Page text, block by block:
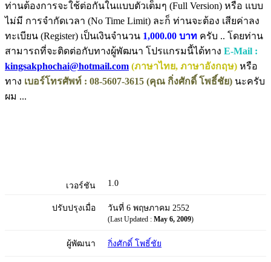
ท่านต้องการจะใช้ต่อกันในแบบตัวเต็มๆ (Full Version) หรือ แบบ
ไม่มี การจำกัดเวลา (No Time Limit) ละก็ ท่านจะต้อง เสียค่าลง
ทะเบียน (Register) เป็นเงินจำนวน 1,000.00 บาท ครับ .. โดยท่าน
สามารถที่จะติดต่อกับทางผู้พัฒนา โปรแกรมนี้ได้ทาง E-Mail :
kingsakphochai@hotmail.com (ภาษาไทย, ภาษาอังกฤษ) หรือ
ทาง เบอร์โทรศัพท์ : 08-5607-3615 (คุณ กิ่งศักดิ์ โพธิ์ชัย) นะครับ
ผม ...
เวอร์ชัน 1.0
ปรับปรุงเมื่อ วันที่ 6 พฤษภาคม 2552
(Last Updated : May 6, 2009)
ผู้พัฒนา กิ่งศักดิ์ โพธิ์ชัย